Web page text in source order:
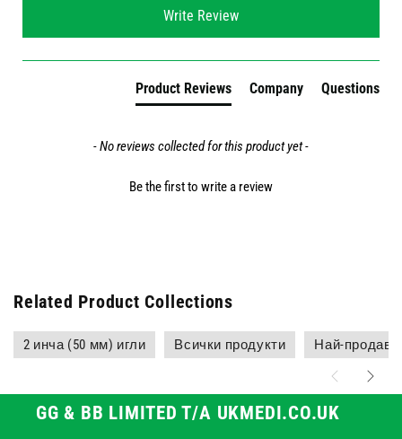
Write Review
Product Reviews Company Questions
- No reviews collected for this product yet -
Be the first to write a review
Related Product Collections
2 инча (50 мм) игли Всички продукти Най-
GG & BB LIMITED T/A UKMEDI.CO.UK